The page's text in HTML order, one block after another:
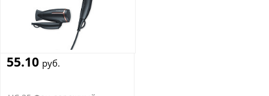
55.10 руб.